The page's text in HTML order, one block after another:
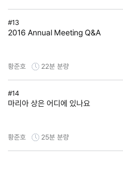
#13
2016 Annual Meeting Q&A
황준호 22분 분량
#14
마리아 상은 어디에 있나요
황준호 25분 분량